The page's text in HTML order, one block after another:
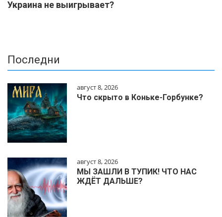
Украина не выигрывает?
Последни
август 8, 2026
Что скрыто в Коньке-Горбунке?
август 8, 2026
МЫ ЗАШЛИ В ТУПИК! ЧТО НАС
ЖДЁТ ДАЛЬШЕ?